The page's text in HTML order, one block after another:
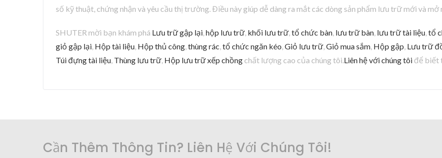
số kỹ thuật, chứng nhận và yêu cầu thị trường. Điều này giúp dễ dàng ra mắt các dòng sản phẩm lưu trữ mới và
SHUTER mời bạn khám phá Lưu trữ gập lại hộp lưu trữ khối lưu trữ tổ chức bàn lưu trữ bàn lưu trữ tài liệu tổ
giỏ gập lại Hộp tài liệu Hộp thủ công thùng rác tổ chức ngăn kéo Giỏ lưu trữ Giỏ mua sắm Hộp gập Lưu trữ
Túi đựng tài liệu Thùng lưu trữ Hộp lưu trữ xếp chồng chất lượng cao của chúng tôi. Liên hệ với chúng tôi để biết
Cần Thêm Thông Tin? Liên Hệ Với Chúng Tôi!